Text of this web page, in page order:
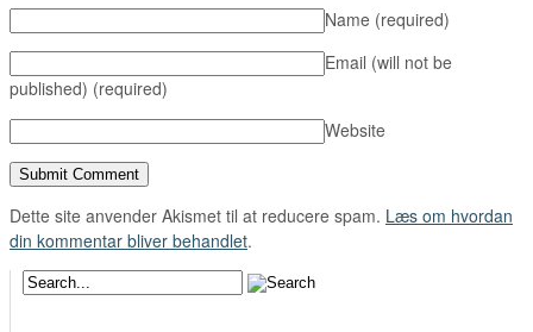
Name (required)
Email (will not be
published) (required)
Website
Dette site anvender Akismet til at reducere spam. Læs om hvordan
din kommentar bliver behandlet.